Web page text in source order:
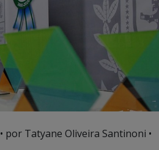
• por Tatyane Oliveira Santinoni •